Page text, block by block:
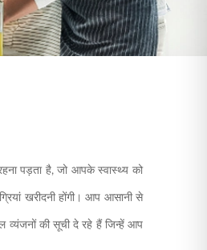
पड़ता है, जो आपके स्वास्थ्य को
खरीदनी होंगी। आप आसानी से
व्यंजनों की सूची दे रहे हैं जिन्हें आप